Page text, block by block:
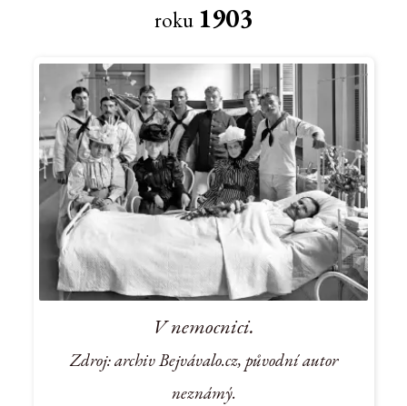
roku 1903
V nemocnici.
Zdroj: archiv Bejvávalo.cz, původní autor
neznámý.